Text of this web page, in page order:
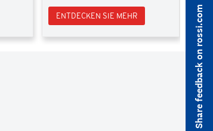
ENTDECKEN SIE MEHR Share feedback on rossi.com